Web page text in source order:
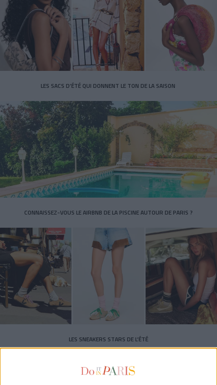
LES SACS D’ÉTÉ QUI DONNENT LE TON DE LA SAISON
CONNAISSEZ-VOUS LE AIRBNB DE LA PISCINE AUTOUR DE PARIS ?
LES SNEAKERS STARS DE L’ÉTÉ